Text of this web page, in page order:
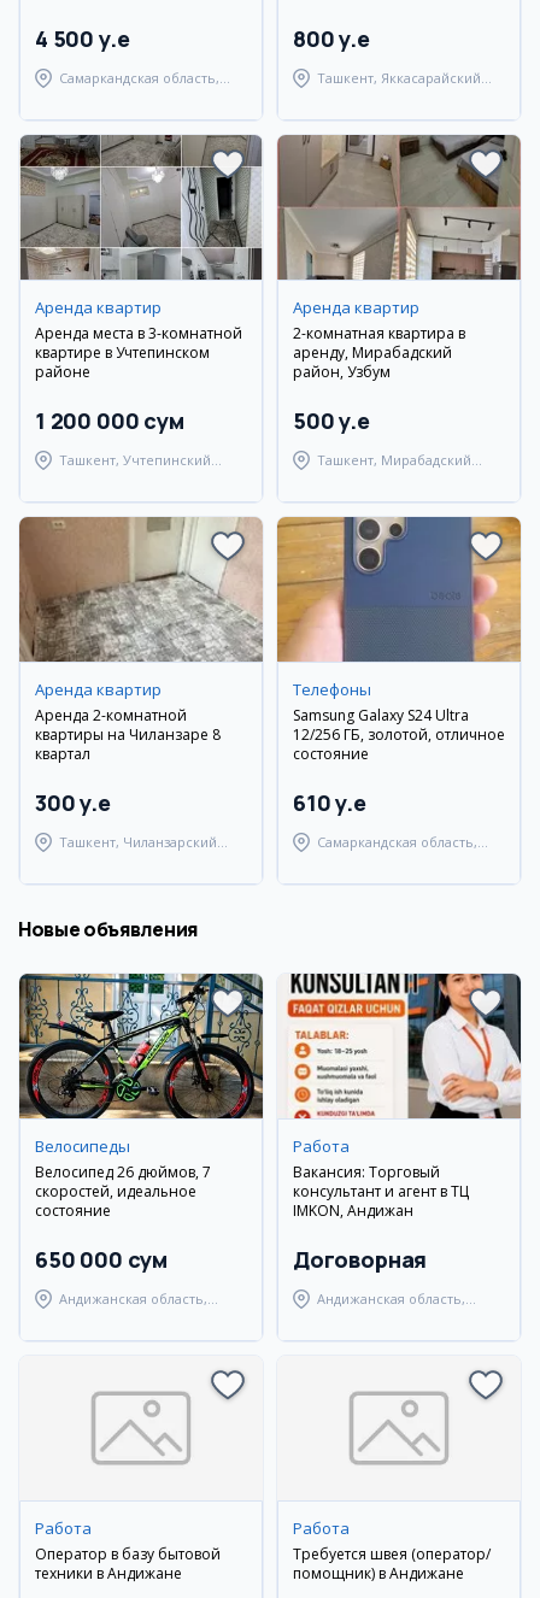
4 500 y.e
Самаркандская область,
800 y.e
Ташкент, Яккасарайский
Аренда квартир
Аренда места в 3-комнатной
квартире в Учтепинском
районе
1 200 000 сум
Ташкент, Учтепинский
Аренда квартир
2-комнатная квартира в
аренду, Мирабадский
район, Узбум
500 y.e
Ташкент, Мирабадский
Аренда квартир
Аренда 2-комнатной
квартиры на Чиланзаре 8
квартал
300 y.e
Ташкент, Чиланзарский
Телефоны
Samsung Galaxy S24 Ultra
12/256 ГБ, золотой, отличное
состояние
610 y.e
Самаркандская область,
Новые объявления
Велосипеды
Велосипед 26 дюймов, 7
скоростей, идеальное
состояние
650 000 сум
Андижанская область,
Работа
Вакансия: Торговый
консультант и агент в ТЦ
IMKON, Андижан
Договорная
Андижанская область,
Работа
Оператор в базу бытовой
техники в Андижане
Работа
Требуется швея (оператор/
помощник) в Андижане